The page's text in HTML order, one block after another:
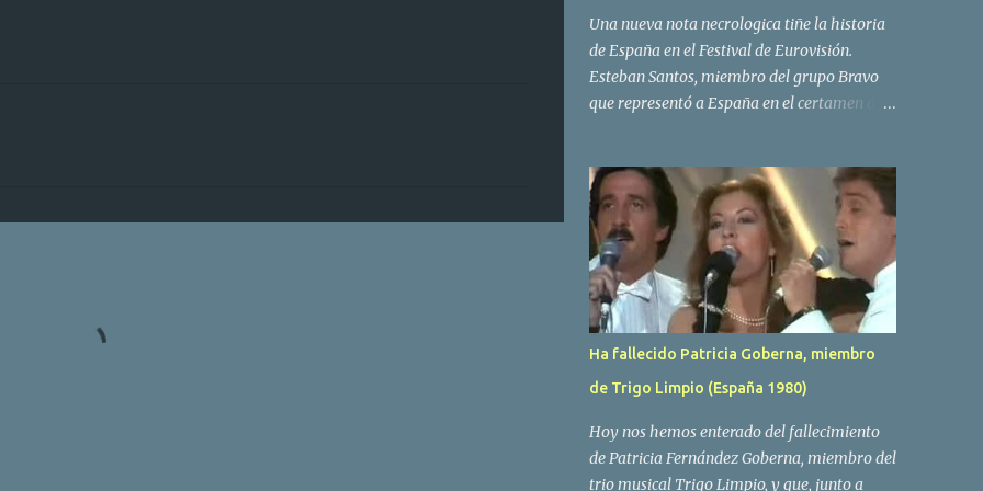
Una nueva nota necrologica tiñe la historia
de España en el Festival de Eurovisión.
Esteban Santos, miembro del grupo Bravo
que representó a España en el certamen del
su compañera y principal vocalista en la
formación musical, Amaya Saizar, la que ha
dado a conocer la noticia al publico a traves
de las redes sociales. Nacido en Tolosa en
1951, durante su epoca universitaria en la
carrera de empresariales conoció al
estudiante de medicina Luis Villar,
comenzando a actuar juntos,Santos a la
guitarra y Villar al piano, sin atreverse a dar
esto cambió gracias a la propia Amaia
Saizar, que tras su abandono de Trigo
Ha fallecido Patricia Goberna, miembro
de Trigo Limpio (España 1980)
Hoy nos hemos enterado del fallecimiento
de Patricia Fernández Goberna, miembro del
trio musical Trigo Limpio, y que, junto a